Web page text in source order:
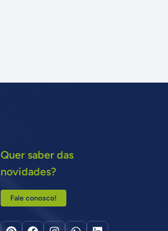
Quer saber das
novidades?
Fale conosco!